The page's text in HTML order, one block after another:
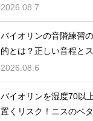
絶技巧との背景
2026.08.7
バイオリンの音階練習
的とは？正しい音程と
運指を身につける
2026.08.6
バイオリンを湿度70以
置くリスク！ニスのベ